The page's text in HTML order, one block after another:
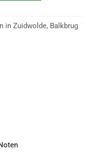
in Zuidwolde, Balkbrug